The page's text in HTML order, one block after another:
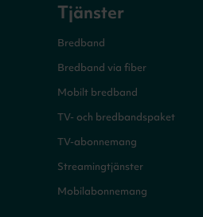
Tjänster
Bredband
Bredband via fiber
Mobilt bredband
TV- och bredbandspaket
TV-abonnemang
Streamingtjänster
Mobilabonnemang